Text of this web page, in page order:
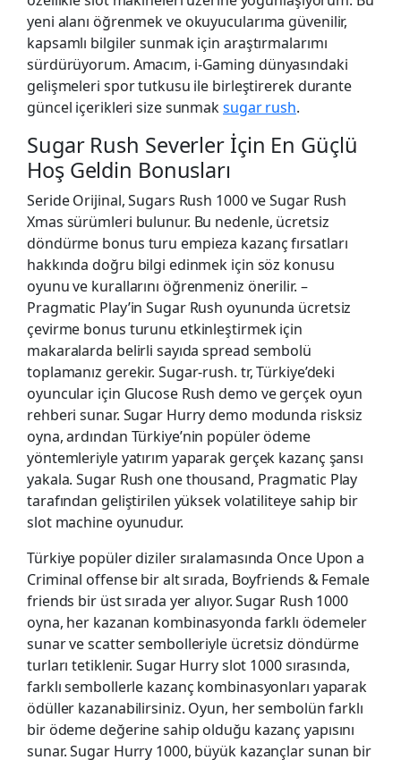
yeni alanı öğrenmek ve okuyucularıma güvenilir,
kapsamlı bilgiler sunmak için araştırmalarımı
sürdürüyorum. Amacım, i-Gaming dünyasındaki
gelişmeleri spor tutkusu ile birleştirerek durante
güncel içerikleri size sunmaksugar rush.
Sugar Rush Severler İçin En Güçlü
Hoş Geldin Bonusları
Seride Orijinal, Sugars Rush 1000 ve Sugar Rush
Xmas sürümleri bulunur. Bu nedenle, ücretsiz
döndürme bonus turu empieza kazanç fırsatları
hakkında doğru bilgi edinmek için söz konusu
oyunu ve kurallarını öğrenmeniz önerilir. –
Pragmatic Play’in Sugar Rush oyununda ücretsiz
çevirme bonus turunu etkinleştirmek için
makaralarda belirli sayıda spread sembolü
toplamanız gerekir. Sugar-rush. tr, Türkiye’deki
oyuncular için Glucose Rush demo ve gerçek oyun
rehberi sunar. Sugar Hurry demo modunda risksiz
oyna, ardından Türkiye’nin popüler ödeme
yöntemleriyle yatırım yaparak gerçek kazanç şansı
yakala. Sugar Rush one thousand, Pragmatic Play
tarafından geliştirilen yüksek volatiliteye sahip bir
slot machine oyunudur.
Türkiye popüler diziler sıralamasında Once Upon a
Criminal offense bir alt sırada, Boyfriends & Female
friends bir üst sırada yer alıyor. Sugar Rush 1000
oyna, her kazanan kombinasyonda farklı ödemeler
sunar ve scatter sembolleriyle ücretsiz döndürme
turları tetiklenir. Sugar Hurry slot 1000 sırasında,
farklı sembollerle kazanç kombinasyonları yaparak
ödüller kazanabilirsiniz. Oyun, her sembolün farklı
bir ödeme değerine sahip olduğu kazanç yapısını
sunar. Sugar Hurry 1000, büyük kazançlar sunan bir